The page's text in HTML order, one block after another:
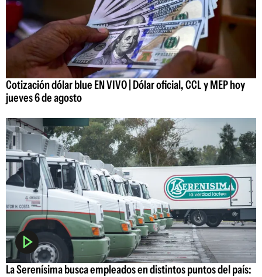
Cotización dólar blue EN VIVO | Dólar oficial, CCL y MEP hoy
jueves 6 de agosto
La Serenísima busca empleados en distintos puntos del país: